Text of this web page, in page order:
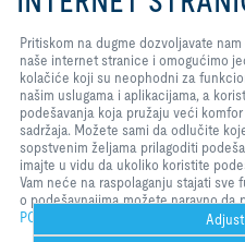
Home Kontakti Impresum
Uslovi
Klauzula o zaštiti privatnosti
2026 © TROX AUSTRIA + CEE GmbH
To
internet
našim
koriste se
statistike,
pružaju
sadržaja.
koje ćete
skladu sa
prilagoditi
da
Pritiskom na dugme dozvoljavate
naše internet stranice i omogućimo
kolačiće koji su neophodni za
našim uslugama i aplikacijama, a
podešavanja koja pružaju veći
sadržaja. Možete sami da odlučite
sopstvenim željama prilagoditi
imajte u vidu da ukoliko koristite
Vam neće na raspolaganju stajati
o podešavnajima možete naravno da
POLICY